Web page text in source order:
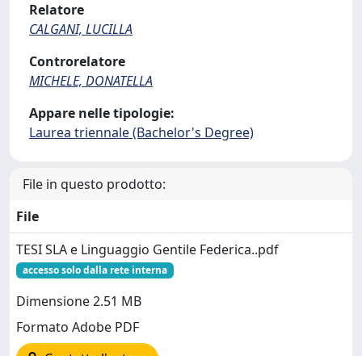
Relatore
CALGANI, LUCILLA
Controrelatore
MICHELE, DONATELLA
Appare nelle tipologie:
Laurea triennale (Bachelor's Degree)
File in questo prodotto:
File
TESI SLA e Linguaggio Gentile Federica..pdf
accesso solo dalla rete interna
Dimensione 2.51 MB
Formato Adobe PDF